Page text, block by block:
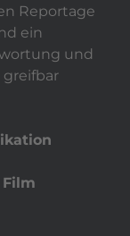
Reportage
ein
und